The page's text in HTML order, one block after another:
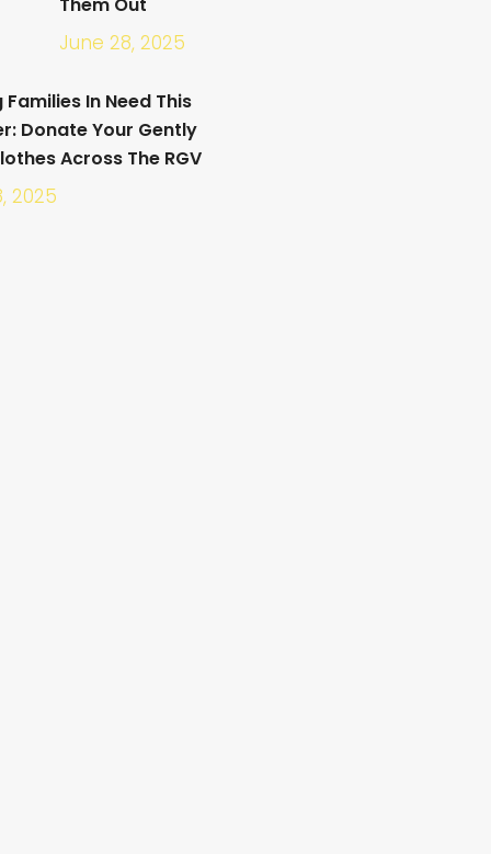
June 28, 2025
Families In Need This
Donate Your Gently
Across The RGV
2025